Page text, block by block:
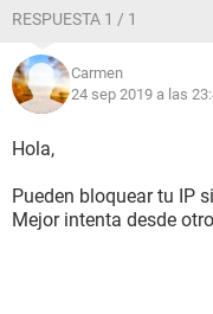
RESPUESTA 1 / 1
Carmen
24 sep 2019 a las
Hola,
Pueden bloquear tu IP
Mejor intenta desde